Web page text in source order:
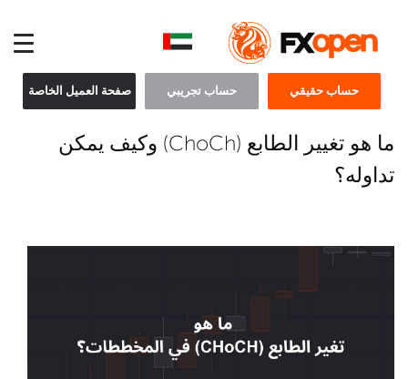
حساب حقيقي حساب تجريبي صفحة العميل الخاصة
ما هو تغيير الطابع (ChoCh) وكيف يمكن
تداوله؟